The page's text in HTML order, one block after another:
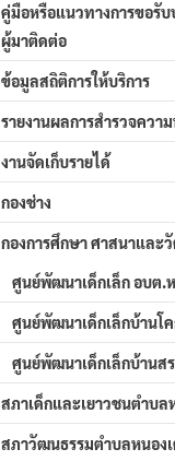
คู่มือหรือแนวทางการขอรับ
ผู้มาติดต่อ
ข้อมูลสถิติการให้บริการ
รายงานผลการสำรวจควา
งานจัดเก็บรายได้
กองช่าง
กองการศึกษา ศาสนาและ
ศูนย์พัฒนาเด็กเล็ก อบต.
ศูนย์พัฒนาเด็กเล็กบ้านโ
ศูนย์พัฒนาเด็กเล็กบ้านสร
สภาเด็กและเยาวชนตำบล
สภาวัฒนธรรมตำบลหนอง